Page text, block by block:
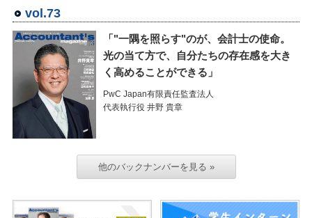
vol.73
「"一隅を照らす"のが、会計士の使命。
光の当て方で、自分たちの存在感を大き
く高めることができる」
PwC Japan有限責任監査法人
代表執行役 井野 貴章
他のバックナンバーを見る »